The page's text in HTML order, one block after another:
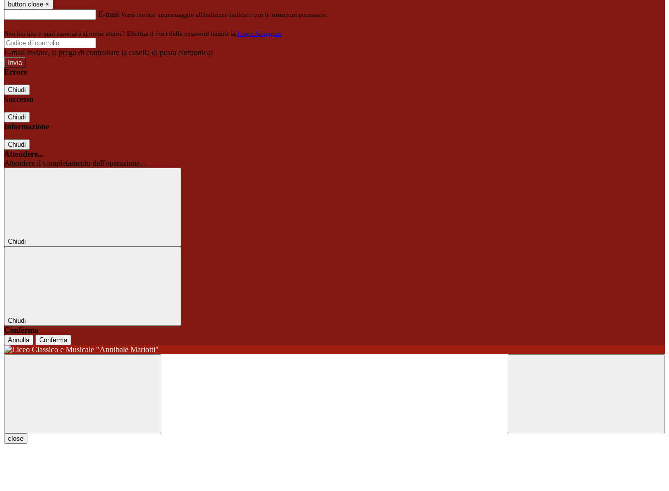
button close ×
E-mail Verrà inviato un messaggio all'indirizzo indicato con le istruzioni necessarie.
Non hai una e-mail associata al nome utente? Effettua il reset della password tramite la Login Spaggiari
E-mail inviata, si prega di controllare la casella di posta elettronica!
Errore
Chiudi
Successo
Chiudi
Informazione
Chiudi
Attendere...
Attendere il completamento dell'operazione...
Chiudi
Chiudi
Conferma
Annulla Conferma
close